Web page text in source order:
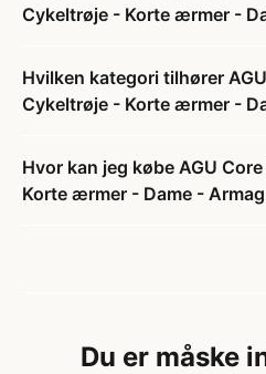
Cykeltrøje - Korte ærmer -
Hvilken kategori tilhører
Cykeltrøje - Korte ærmer -
Hvor kan jeg købe AGU
Korte ærmer - Dame -
Du er måske